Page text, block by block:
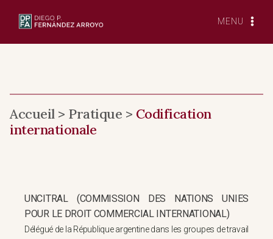
MENU
Accueil > Pratique > Codification
internationale
UNCITRAL (COMMISSION DES NATIONS UNIES
POUR LE DROIT COMMERCIAL INTERNATIONAL)
Délégué de la République argentine dans les groupes de travail